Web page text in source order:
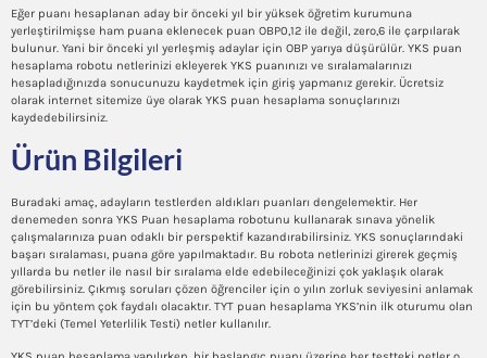
Eğer puanı hesaplanan aday bir önceki yıl bir yüksek öğretim kurumuna
yerleştirilmişse ham puana eklenecek puan OBP0,12 ile değil, zero,6 ile çarpılarak
bulunur. Yani bir önceki yıl yerleşmiş adaylar için OBP yarıya düşürülür. YKS puan
hesaplama robotu netlerinizi ekleyerek YKS puanınızı ve sıralamalarınızı
hesapladığınızda sonucunuzu kaydetmek için giriş yapmanız gerekir. Ücretsiz
olarak internet sitemize üye olarak YKS puan hesaplama sonuçlarınızı
kaydedebilirsiniz.
Ürün Bilgileri
Buradaki amaç, adayların testlerden aldıkları puanları dengelemektir. Her
denemeden sonra YKS Puan hesaplama robotunu kullanarak sınava yönelik
çalışmalarınıza puan odaklı bir perspektif kazandırabilirsiniz. YKS sonuçlarındaki
başarı sıralaması, puana göre yapılmaktadır. Bu robota netlerinizi girerek geçmiş
yıllarda bu netler ile nasıl bir sıralama elde edebileceğinizi çok yaklaşık olarak
görebilirsiniz. Çıkmış soruları çözen öğrenciler için o yılın zorluk seviyesini anlamak
için bu yöntem çok faydalı olacaktır. TYT puan hesaplama YKS’nin ilk oturumu olan
TYT’deki (Temel Yeterlilik Testi) netler kullanılır.